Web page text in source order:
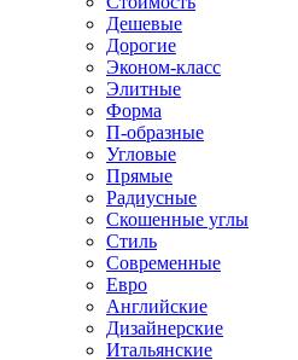
Дешевые
Дорогие
Эконом-класс
Элитные
Форма
П-образные
Угловые
Прямые
Радиусные
Скошенные углы
Стиль
Современные
Евро
Английские
Дизайнерские
Итальянские